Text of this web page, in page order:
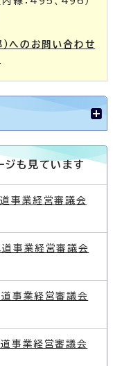
へのお問い合わせ
ジも見ています
事業経営審議会
事業経営審議会
事業経営審議会
事業経営審議会